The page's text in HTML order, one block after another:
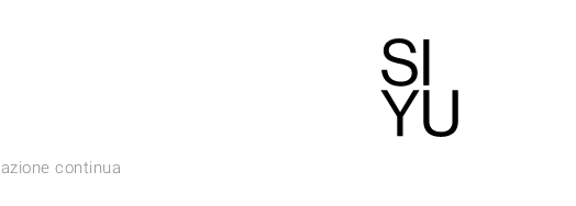
continua